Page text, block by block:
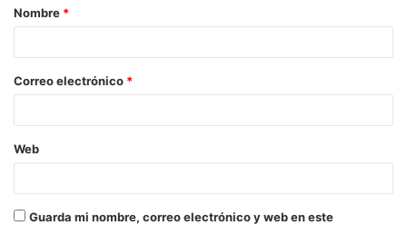
Nombre *
Correo electrónico *
Web
Guarda mi nombre, correo electrónico y web en este